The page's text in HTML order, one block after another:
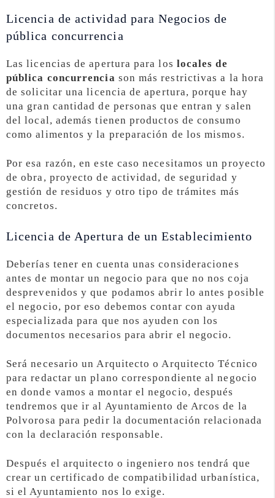
Licencia de actividad para Negocios de
pública concurrencia
Las licencias de apertura para los locales de
pública concurrencia son más restrictivas a la hora
de solicitar una licencia de apertura, porque hay
una gran cantidad de personas que entran y salen
del local, además tienen productos de consumo
como alimentos y la preparación de los mismos.
Por esa razón, en este caso necesitamos un proyecto
de obra, proyecto de actividad, de seguridad y
gestión de residuos y otro tipo de trámites más
concretos.
Licencia de Apertura de un Establecimiento
Deberías tener en cuenta unas consideraciones
antes de montar un negocio para que no nos coja
desprevenidos y que podamos abrir lo antes posible
el negocio, por eso debemos contar con ayuda
especializada para que nos ayuden con los
documentos necesarios para abrir el negocio.
Será necesario un Arquitecto o Arquitecto Técnico
para redactar un plano correspondiente al negocio
en donde vamos a montar el negocio, después
tendremos que ir al Ayuntamiento de Arcos de la
Polvorosa para pedir la documentación relacionada
con la declaración responsable.
Después el arquitecto o ingeniero nos tendrá que
crear un certificado de compatibilidad urbanística,
si el Ayuntamiento nos lo exige.